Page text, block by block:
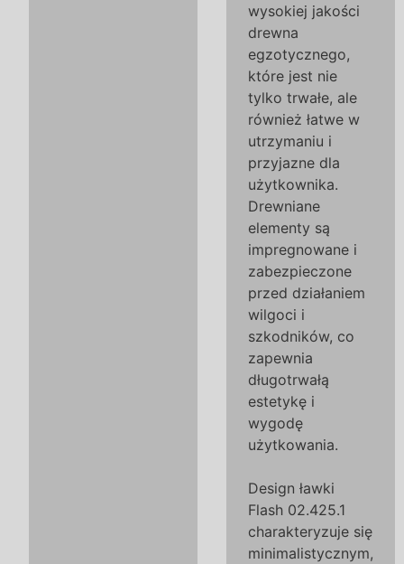
wysokiej jakości
drewna
egzotycznego,
które jest nie
tylko trwałe, ale
również łatwe w
utrzymaniu i
przyjazne dla
użytkownika.
Drewniane
elementy są
impregnowane i
zabezpieczone
przed działaniem
wilgoci i
szkodników, co
zapewnia
długotrwałą
estetykę i
wygodę
użytkowania.
Design ławki
Flash 02.425.1
charakteryzuje się
minimalistycznym,